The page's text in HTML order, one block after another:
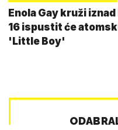
Enola Gay kruži
16 ispustit će
'Little Boy'